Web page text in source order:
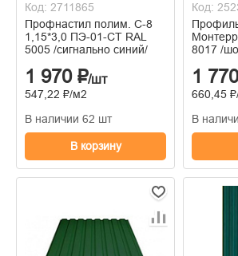
Код: 2711865
Профнастил полим. С-8
1,15*3,0 ПЭ-01-СТ RAL
5005 /сигнально синий/
1 970 ₽/шт
547,22 ₽/м2
В наличии 62 шт
В корзину
Код:
Монтерра 2,25*1,19
8017 /
1
660,45
В